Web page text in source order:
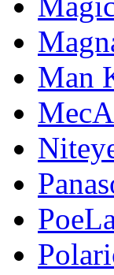
Man